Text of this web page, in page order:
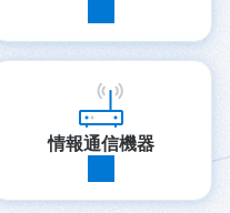
情報通信機器